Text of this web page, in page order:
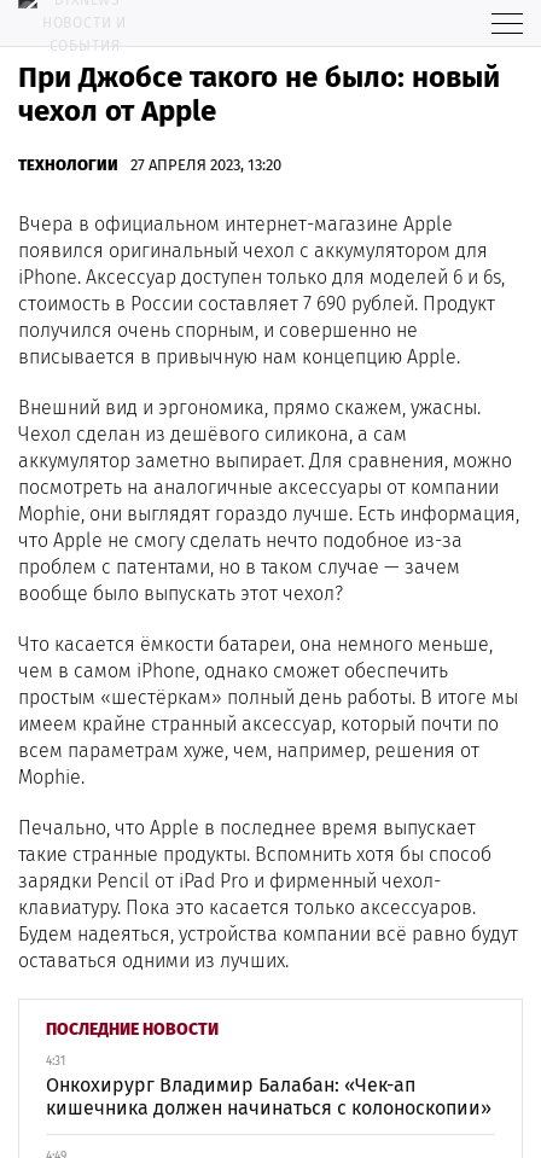
При Джобсе такого не было: новый
чехол от Apple
ТЕХНОЛОГИИ 27 АПРЕЛЯ 2023, 13:20
ПОСЛЕДНИЕ НОВОСТИ
4:31
Онкохирург Владимир Балабан: «Чек-ап
кишечника должен начинаться с колоноскопии»
Вчера в официальном интернет-магазине Apple
появился оригинальный чехол с аккумулятором для
iPhone. Аксессуар доступен только для моделей 6 и 6s,
стоимость в России составляет 7 690 рублей. Продукт
получился очень спорным, и совершенно не
вписывается в привычную нам концепцию Apple.
Внешний вид и эргономика, прямо скажем, ужасны.
Чехол сделан из дешёвого силикона, а сам
аккумулятор заметно выпирает. Для сравнения, можно
посмотреть на аналогичные аксессуары от компании
Mophie, они выглядят гораздо лучше. Есть информация,
что Apple не смогу сделать нечто подобное из-за
проблем с патентами, но в таком случае — зачем
вообще было выпускать этот чехол?
Что касается ёмкости батареи, она немного меньше,
чем в самом iPhone, однако сможет обеспечить
простым «шестёркам» полный день работы. В итоге мы
имеем крайне странный аксессуар, который почти по
всем параметрам хуже, чем, например, решения от
Mophie.
Печально, что Apple в последнее время выпускает
такие странные продукты. Вспомнить хотя бы способ
зарядки Pencil от iPad Pro и фирменный чехол-
клавиатуру. Пока это касается только аксессуаров.
Будем надеяться, устройства компании всё равно будут
оставаться одними из лучших.